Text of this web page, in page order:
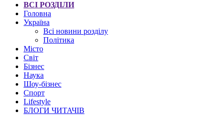
ВСІ РОЗДІЛИ
Головна
Україна
Всі новини розділу
Політика
Місто
Світ
Бізнес
Наука
Шоу-бізнес
Спорт
Lifestyle
БЛОГИ ЧИТАЧІВ